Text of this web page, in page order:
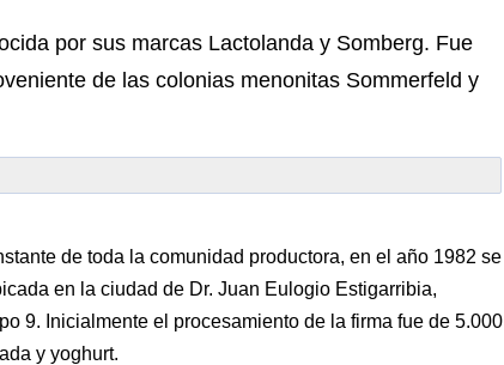
por sus marcas Lactolanda y Somberg. Fue
de las colonias menonitas Sommerfeld y
de toda la comunidad productora, en el año 1982 se
en la ciudad de Dr. Juan Eulogio Estigarribia,
9. Inicialmente el procesamiento de la firma fue de 5.000
y yoghurt.